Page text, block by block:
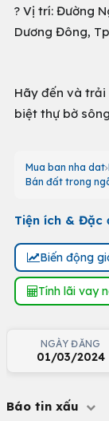
? Vị trí: Đường
Dương Đông,
Hãy đến và
biệt thự bờ
Mua ban nha dat
Bán đất trong
Tiện ích & Đặc
Biến động
Tính lãi vay
NGÀY ĐĂNG
01/03/2024
Báo tin xấu